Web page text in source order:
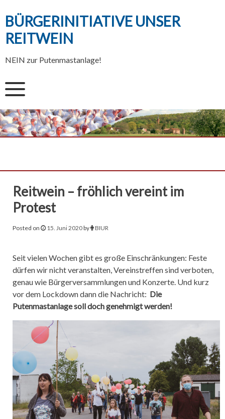
to
content
BÜRGERINITIATIVE UNSER
REITWEIN
NEIN zur Putenmastanlage!
Reitwein – fröhlich vereint im
Protest
Posted on 15. Juni 2020by BIUR
Seit vielen Wochen gibt es große Einschränkungen: Feste
dürfen wir nicht veranstalten, Vereinstreffen sind verboten,
genau wie Bürgerversammlungen und Konzerte. Und kurz
vor dem Lockdown dann die Nachricht: Die
Putenmastanlage soll doch genehmigt werden!